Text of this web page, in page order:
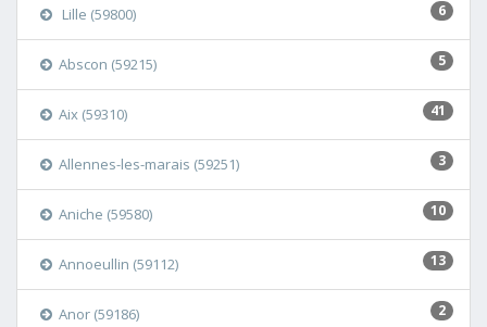
6
Lille (59800)
5
Abscon (59215)
41
Aix (59310)
3
Allennes-les-marais (59251)
10
Aniche (59580)
13
Annoeullin (59112)
2
Anor (59186)